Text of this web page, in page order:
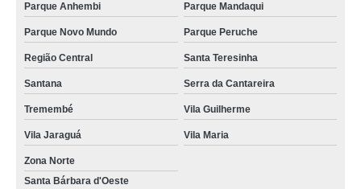
Parque Anhembi Parque Mandaqui
Parque Novo Mundo Parque Peruche
Região Central Santa Teresinha
Santana Serra da Cantareira
Tremembé Vila Guilherme
Vila Jaraguá Vila Maria
Zona Norte
Santa Bárbara d'Oeste